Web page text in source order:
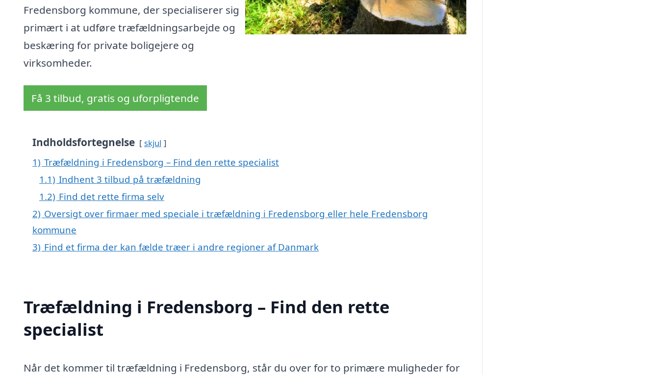
Fredensborg kommune, der specialiserer sig
primært i at udføre træfældningsarbejde og
beskæring for private boligejere og
virksomheder.
Få 3 tilbud, gratis og uforpligtende
Indholdsfortegnelse skjul
1) Træfældning i Fredensborg – Find den rette specialist
1.1) Indhent 3 tilbud på træfældning
1.2) Find det rette firma selv
2) Oversigt over firmaer med speciale i træfældning i Fredensborg eller hele Fredensborg
kommune
3) Find et firma der kan fælde træer i andre regioner af Danmark
Træfældning i Fredensborg – Find den rette
specialist
Når det kommer til træfældning i Fredensborg, står du over for to primære muligheder for